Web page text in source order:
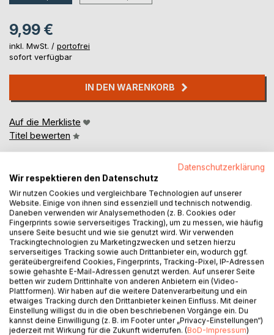
9,99 €
inkl. MwSt. / portofrei
sofort verfügbar
IN DEN WARENKORB
Auf die Merkliste
Titel bewerten
BESCHREIBUNG
Wenn ein Westerwälder Opa in Mundart das moderne
Leben kommentiert, können heitere Momente entstehen.
In diesem Buch erinnert sich der Journalist Thorsten
Ferdinand aus Untershausen erneut an das
Zusammenleben mit seinem Opa Gottfried. Für den dritten
und letzten Band der Reihe "Wäller Weisheiten" hat er
Datenschutzerklärung
Wir respektieren den Datenschutz
Wir nutzen Cookies und vergleichbare Technologien auf unserer
Website. Einige von ihnen sind essenziell und technisch notwendig.
Daneben verwenden wir Analysemethoden (z. B. Cookies oder
Fingerprints sowie serverseitiges Tracking), um zu messen, wie häufig
unsere Seite besucht und wie sie genutzt wird. Wir verwenden
Trackingtechnologien zu Marketingzwecken und setzen hierzu
serverseitiges Tracking sowie auch Drittanbieter ein, wodurch ggf.
geräteübergreifend Cookies, Fingerprints, Tracking-Pixel, IP-Adressen
sowie gehashte E-Mail-Adressen genutzt werden. Auf unserer Seite
betten wir zudem Drittinhalte von anderen Anbietern ein (Video-
Plattformen). Wir haben auf die weitere Datenverarbeitung und ein
etwaiges Tracking durch den Drittanbieter keinen Einfluss. Mit deiner
Einstellung willigst du in die oben beschriebenen Vorgänge ein. Du
kannst deine Einwilligung (z. B. im Footer unter „Privacy-Einstellungen“)
jederzeit mit Wirkung für die Zukunft widerrufen. (BoD-Impressum)